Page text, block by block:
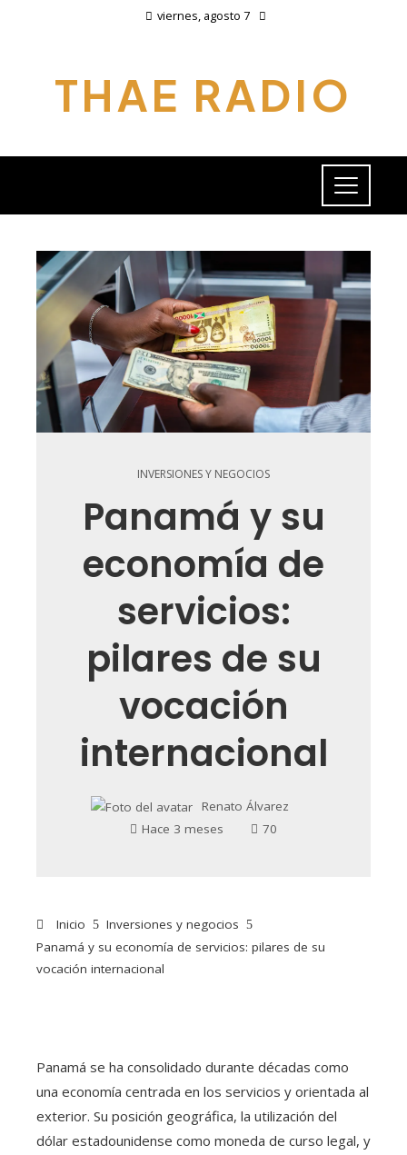
viernes, agosto 7
THAE RADIO
INVERSIONES Y NEGOCIOS
Panamá y su
economía de
servicios:
pilares de su
vocación
internacional
Renato Álvarez
Hace 3 meses
70
Inicio
Inversiones y negocios
Panamá y su economía de servicios: pilares de su
vocación internacional
Panamá se ha consolidado durante décadas como
una economía centrada en los servicios y orientada al
exterior. Su posición geográfica, la utilización del
dólar estadounidense como moneda de curso legal, y